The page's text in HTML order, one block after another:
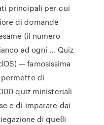
principali per cui
di domande
(il numero
ad ogni … Quiz
— famosissima
di
quiz ministeriali
e di imparare dai
di quelli